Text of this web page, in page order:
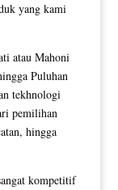
yang kami
atau Mahoni
Puluhan
tekhnologi
pemilihan
hingga
kompetitif